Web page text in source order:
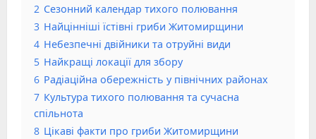
2 Сезонний календар тихого полювання
3 Найцінніші їстівні гриби Житомирщини
4 Небезпечні двійники та отруйні види
5 Найкращі локації для збору
6 Радіаційна обережність у північних районах
7 Культура тихого полювання та сучасна
спільнота
8 Цікаві факти про гриби Житомирщини